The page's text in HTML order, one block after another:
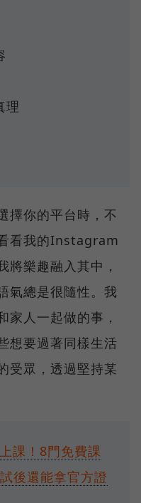
理
擇你的平台時，不
看我的Instagram
將樂趣融入其中，
氣總是很隨性。我
家人一起做的事，
想要過著同樣生活
受眾，透過堅持某
課！8門免費課
後還能拿官方證